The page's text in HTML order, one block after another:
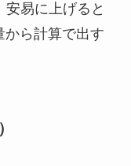
易に上げると
から計算で出す